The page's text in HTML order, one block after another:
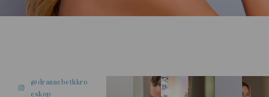
@drannebethkro